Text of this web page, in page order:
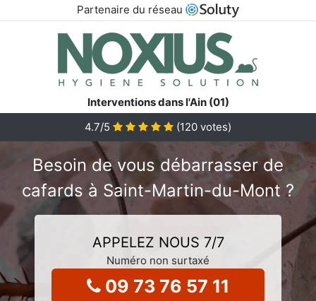
Partenaire du réseau
Interventions dans l'Ain (01)
4.7/5 (120 votes)
Besoin de vous débarrasser de
cafards à Saint-Martin-du-Mont ?
APPELEZ NOUS 7/7
Numéro non surtaxé
09 73 76 57 11